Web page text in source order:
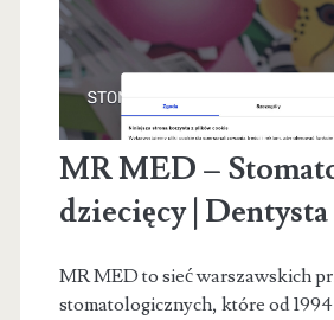
Ochota
MR MED –
dziecięcy |
MR MED to sieć warszawskich
stomatologicznych, które od